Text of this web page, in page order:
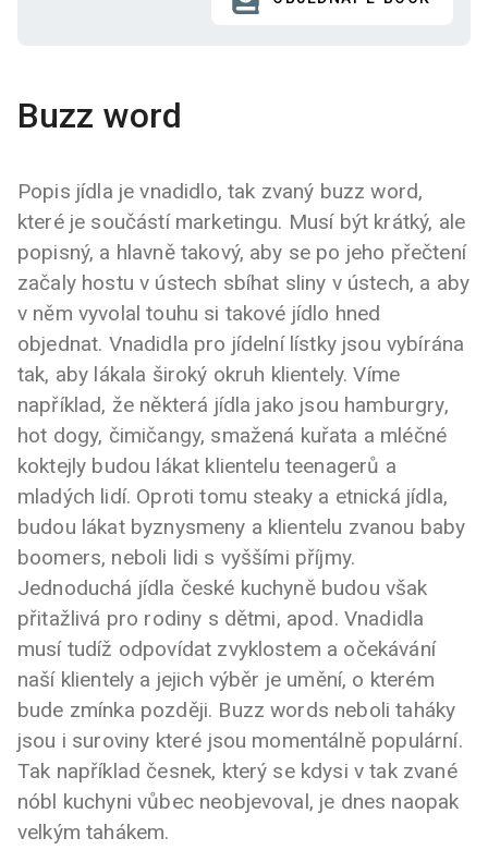
Buzz word
Popis jídla je vnadidlo, tak zvaný buzz word,
které je součástí marketingu. Musí být krátký, ale
popisný, a hlavně takový, aby se po jeho přečtení
začaly hostu v ústech sbíhat sliny v ústech, a aby
v něm vyvolal touhu si takové jídlo hned
objednat. Vnadidla pro jídelní lístky jsou vybírána
tak, aby lákala široký okruh klientely. Víme
například, že některá jídla jako jsou hamburgry,
hot dogy, čimičangy, smažená kuřata a mléčné
koktejly budou lákat klientelu teenagerů a
mladých lidí. Oproti tomu steaky a etnická jídla,
budou lákat byznysmeny a klientelu zvanou baby
boomers, neboli lidi s vyššími příjmy.
Jednoduchá jídla české kuchyně budou však
přitažlivá pro rodiny s dětmi, apod. Vnadidla
musí tudíž odpovídat zvyklostem a očekávání
naší klientely a jejich výběr je umění, o kterém
bude zmínka později. Buzz words neboli taháky
jsou i suroviny které jsou momentálně populární.
Tak například česnek, který se kdysi v tak zvané
nóbl kuchyni vůbec neobjevoval, je dnes naopak
velkým tahákem.